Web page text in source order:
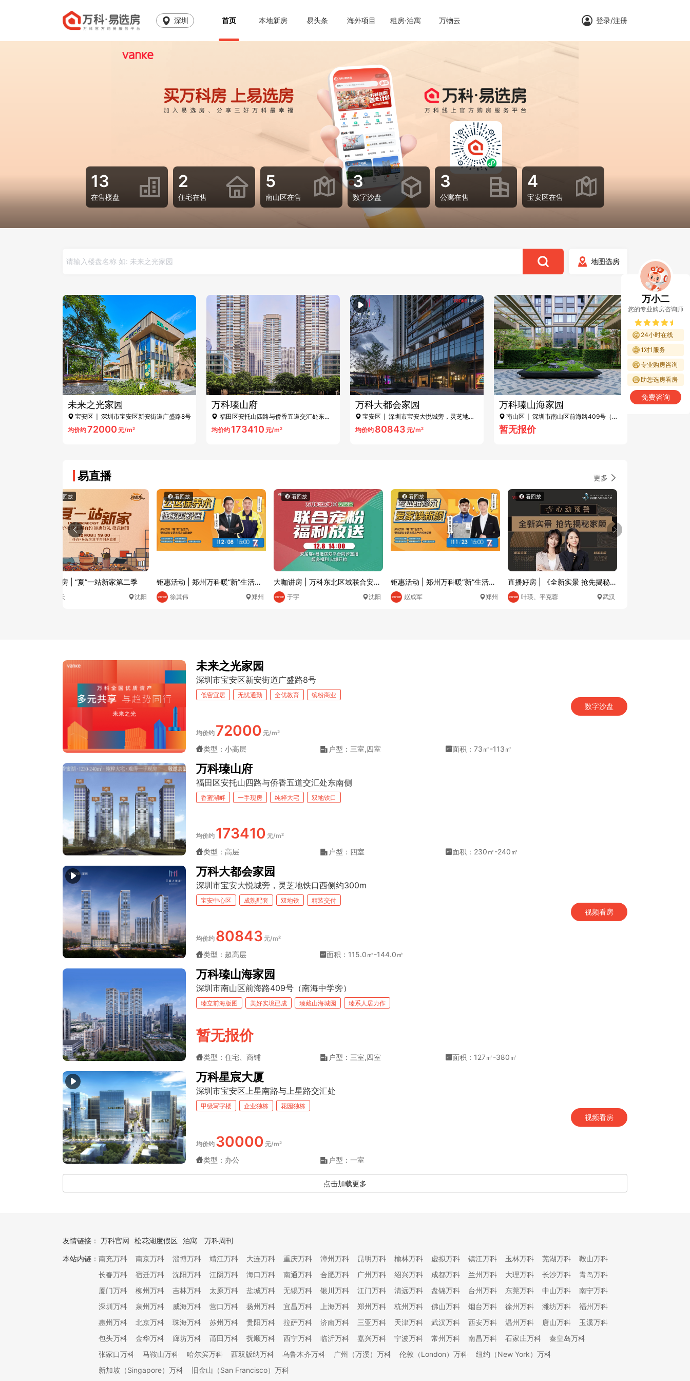
深圳 首页 本地新房 易头条 海外项目 租房·泊寓 万物云 登录/注册
13
在售楼盘
2
住宅在售
5
南山区在售
3
数字沙盘
3
公寓在售
4
宝安区在售
地图选房
万小二
您的专业购房咨询师
24小时在线
1对1服务
专业购房咨询
助您选房看房
免费咨询
未来之光家园
宝安区
| 深圳市宝安区新安街道广盛路8号
均价约72000 元/m²
万科瑧山府
福田区安托山四路与侨香五道交汇处东南
均价约 173410 元/m²
万科大都会家园
宝安区
| 深圳市宝安大悦城旁，灵芝地铁
均价约 80843 元/m²
万科瑧山海家园
南山区
| 深圳市南山区前海路409号（南
暂无报价
易直播 更多
看回放
大咖讲房 | “夏”一站新家第二季
夏天 沈阳
看回放
钜惠活动 | 郑州万科暖“新”生活节
之大都会7年庆
徐其伟 郑州
看回放
大咖讲房 | 万科东北区域联合安居
客 福利放送
于宇 沈阳
看回放
钜惠活动 | 郑州万科暖“新”生活节
—大都会7年庆
赵成军 郑州
看回放
直播好房 | 《全新实景 抢先揭秘家
颜 》叶瑛、平克蓉 武汉
未来之光家园
深圳市宝安区新安街道广盛路8号
低密宜居 无忧通勤 全优教育 缤纷商业
均价约 72000 元/m²
类型：小高层 户型：三室,四室 面积：73㎡-113㎡
数字沙盘
万科瑧山府
福田区安托山四路与侨香五道交汇处东南侧
香蜜湖畔 一手现房 纯粹大宅 双地铁口
均价约 173410 元/m²
类型：高层 户型：四室 面积：230㎡-240㎡
万科大都会家园
深圳市宝安大悦城旁，灵芝地铁口西侧约300m
宝安中心区 成熟配套 双地铁 精装交付
均价约 80843 元/m²
类型：超高层 面积：115.0㎡-144.0㎡
视频看房
万科瑧山海家园
深圳市南山区前海路409号（南海中学旁）
瑧立前海版图 美好实境已成 瑧藏山海城园 瑧系人居力作
暂无报价
类型：住宅、商铺 户型：三室,四室 面积：127㎡-380㎡
万科星宸大厦
深圳市宝安区上星南路与上星路交汇处
甲级写字楼 企业独栋 花园独栋
均价约 30000 元/m²
类型：办公 户型：一室
视频看房
点击加载更多
友情链接： 万科官网 松花湖度假区 泊寓 万科周刊
本站内链： 南充万科 南京万科 淄博万科 靖江万科 大连万科 重庆万科 漳州万科 昆明万科 榆林万科 虚拟万科 镇江万科 玉林万科 芜湖万科
鞍山万科
长春万科
宿迁万科 沈阳万科 江阴万科 海口万科 南通万科 合肥万科 广州万科 绍兴万科 成都万科 兰州万科 大理万科 长沙万科
青岛万科
厦门万科
柳州万科 吉林万科 太原万科 盐城万科 无锡万科 银川万科 江门万科 清远万科 盘锦万科 台州万科 东莞万科 中山万科
南宁万科
深圳万科
泉州万科 威海万科 营口万科 扬州万科 宜昌万科 上海万科 郑州万科 杭州万科 佛山万科 烟台万科 徐州万科 潍坊万科
福州万科
惠州万科
北京万科 珠海万科 苏州万科 贵阳万科 拉萨万科 济南万科 三亚万科 天津万科 武汉万科 西安万科 温州万科 唐山万科
玉溪万科
包头万科
金华万科 廊坊万科 莆田万科 抚顺万科 西宁万科 临沂万科 嘉兴万科 宁波万科 常州万科 南昌万科 石家庄万科
秦皇岛万科
张家口万科
马鞍山万科 哈尔滨万科 西双版纳万科 乌鲁木齐万科 广州（万溪）万科 伦敦（London）万科
纽约（New York）万科
新加坡（Singapore）万科
旧金山（San Francisco）万科